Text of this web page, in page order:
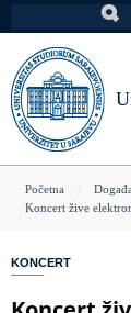
na
glavni
sadržaj
You
here
Početna
Koncert žive
KONCERT